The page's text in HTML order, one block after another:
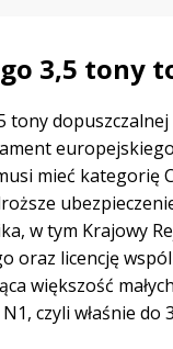
3,5 tony
tony
mieć kategorię
w tym Krajowy
oraz licencję
większość
czyli właśnie do